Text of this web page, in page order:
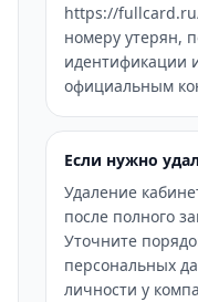
https://
номеру утерян,
идентификации
официальным
Если нужно
Удаление
после полного
Уточните
персональных
личности у